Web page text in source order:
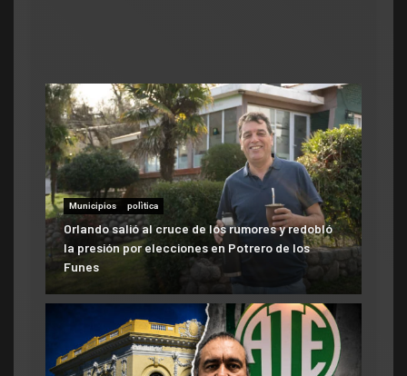
Municipios polìtica
Orlando salió al cruce de los rumores y redobló
la presión por elecciones en Potrero de los
Funes